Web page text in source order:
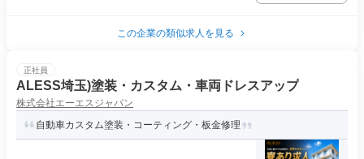
この企業の類似求人を見る
正社員
ALESS埼玉)塗装・カスタム・車両ドレスアップ
株式会社エーエスジャパン
自動車カスタム塗装・コーティング・板金修理